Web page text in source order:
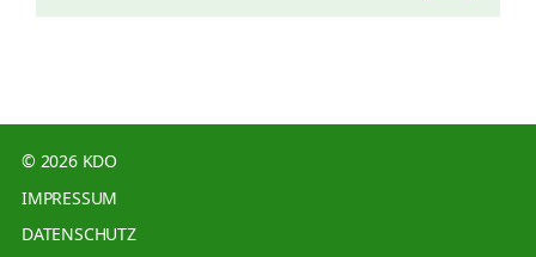
© 2026 KDO
IMPRESSUM
DATENSCHUTZ